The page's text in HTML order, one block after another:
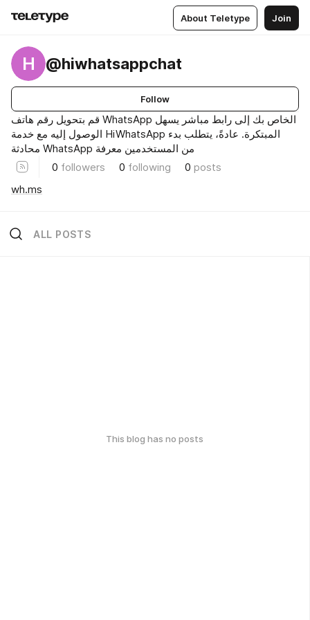
About Teletype Join
H @hiwhatsappchat
Follow
قم بتحويل رقم هاتف WhatsApp الخاص بك إلى رابط مباشر يسهل
الوصول إليه مع خدمة HiWhatsApp المبتكرة. عادةً، يتطلب بدء
محادثة WhatsApp من المستخدمين معرفة
0 followers 0 following 0 posts
wh.ms
ALL POSTS
This blog has no posts